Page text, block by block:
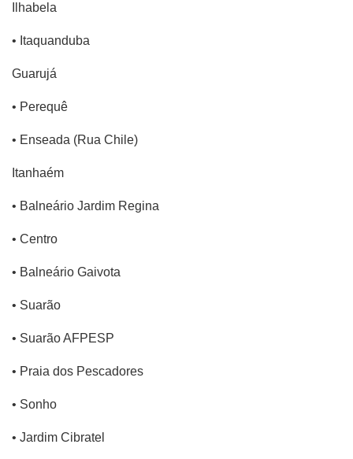
Ilhabela
• Itaquanduba
Guarujá
• Perequê
• Enseada (Rua Chile)
Itanhaém
• Balneário Jardim Regina
• Centro
• Balneário Gaivota
• Suarão
• Suarão AFPESP
• Praia dos Pescadores
• Sonho
• Jardim Cibratel